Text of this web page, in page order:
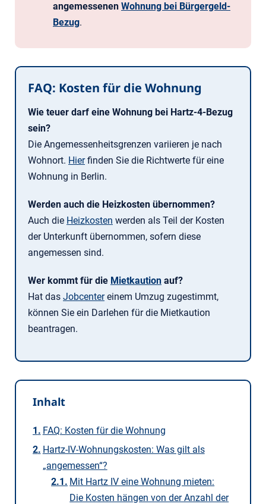
angemessenen Wohnung bei Bürgergeld-
Bezug.
FAQ: Kosten für die Wohnung
Wie teuer darf eine Wohnung bei Hartz-4-Bezug
sein?
Die Angemessenheitsgrenzen variieren je nach
Wohnort. Hierfinden Sie die Richtwerte für eine
Wohnung in Berlin.
Werden auch die Heizkosten übernommen?
Auch die Heizkosten werden als Teil der Kosten
der Unterkunft übernommen, sofern diese
angemessen sind.
Wer kommt für die Mietkaution auf?
Hat das Jobcentereinem Umzug zugestimmt,
können Sie ein Darlehen für die Mietkaution
beantragen.
Inhalt
FAQ: Kosten für die Wohnung
Hartz-IV-Wohnungskosten: Was gilt als
„angemessen“?
Mit Hartz IV eine Wohnung mieten:
Die Kosten hängen von der Anzahl der